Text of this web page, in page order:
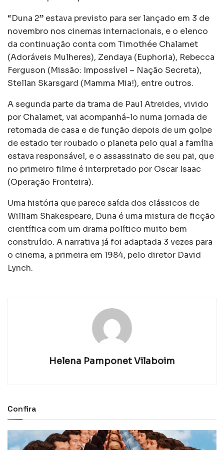
“Duna 2” estava previsto para ser lançado em 3 de
novembro nos cinemas internacionais, e o elenco
da continuação conta com Timothée Chalamet
(Adoráveis Mulheres), Zendaya (Euphoria), Rebecca
Ferguson (Missão: Impossível – Nação Secreta),
Stellan Skarsgard (Mamma Mia!), entre outros.
A segunda parte da trama de Paul Atreides, vivido
por Chalamet, vai acompanhá-lo numa jornada de
retomada de casa e de função depois de um golpe
de estado ter roubado o planeta pelo qual a família
estava responsável, e o assassinato de seu pai, que
no primeiro filme é interpretado por Oscar Isaac
(Operação Fronteira).
Uma história que parece saída dos clássicos de
William Shakespeare, Duna é uma mistura de ficção
científica com um drama político muito bem
construído. A narrativa já foi adaptada 3 vezes para
o cinema, a primeira em 1984, pelo diretor David
Lynch.
Helena Pamponet Vilaboim
Confira